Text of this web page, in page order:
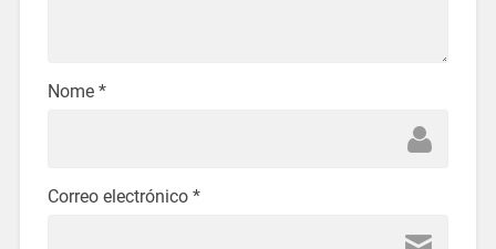
Nome *
Correo electrónico *